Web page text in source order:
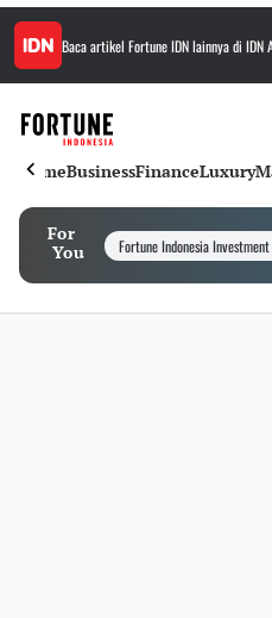
Baca artikel Fortune IDNlainnya di IDN
HomeBusinessFinanceLuxury
For
You
Fortune Indonesia